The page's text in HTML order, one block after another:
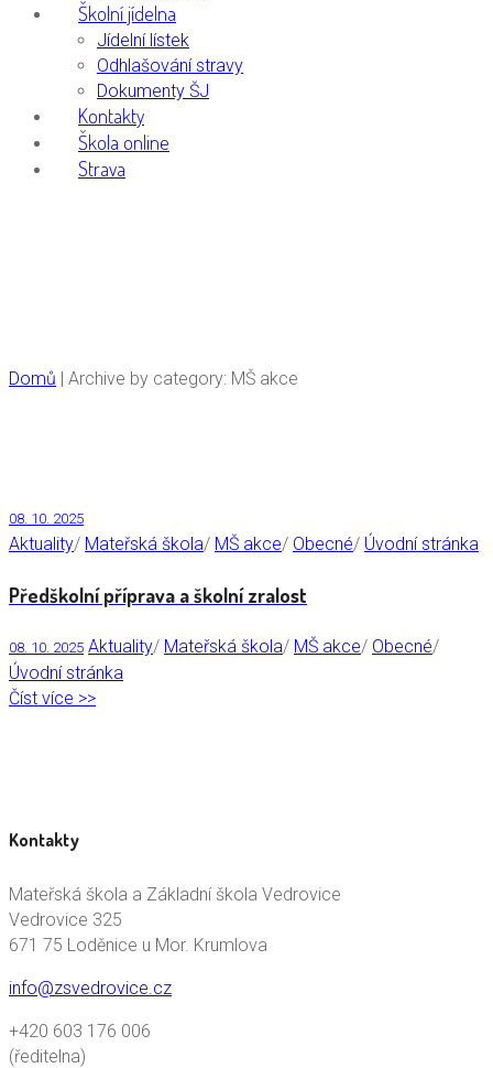
Školní jídelna
Jídelní lístek
Odhlašování stravy
Dokumenty ŠJ
Kontakty
Škola online
Strava
Domů | Archive by category: MŠ akce
08. 10. 2025
Aktuality/ Mateřská škola/ MŠ akce/ Obecné/ Úvodní stránka
Předškolní příprava a školní zralost
08. 10. 2025 Aktuality/ Mateřská škola/ MŠ akce/ Obecné/
Úvodní stránka
Číst více >>
Kontakty
Mateřská škola a Základní škola Vedrovice
Vedrovice 325
671 75 Loděnice u Mor. Krumlova
info@zsvedrovice.cz
+420 603 176 006
(ředitelna)